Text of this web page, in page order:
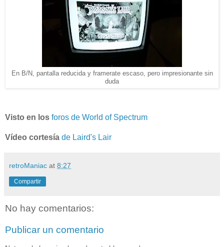
En B/N, pantalla reducida y framerate escaso, pero impresionante sin
duda
Visto en los foros de World of Spectrum
Vídeo cortesía de Laird's Lair
retroManiac at 8:27
Compartir
No hay comentarios:
Publicar un comentario